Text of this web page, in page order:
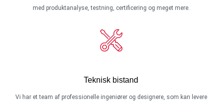
med produktanalyse, testning, certificering og meget mere.
Teknisk bistand
Vi har et team af professionelle ingeniører og designere, som kan levere